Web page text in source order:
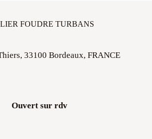
FOUDRE TURBANS
33100 Bordeaux, FRANCE
Ouvert sur rdv